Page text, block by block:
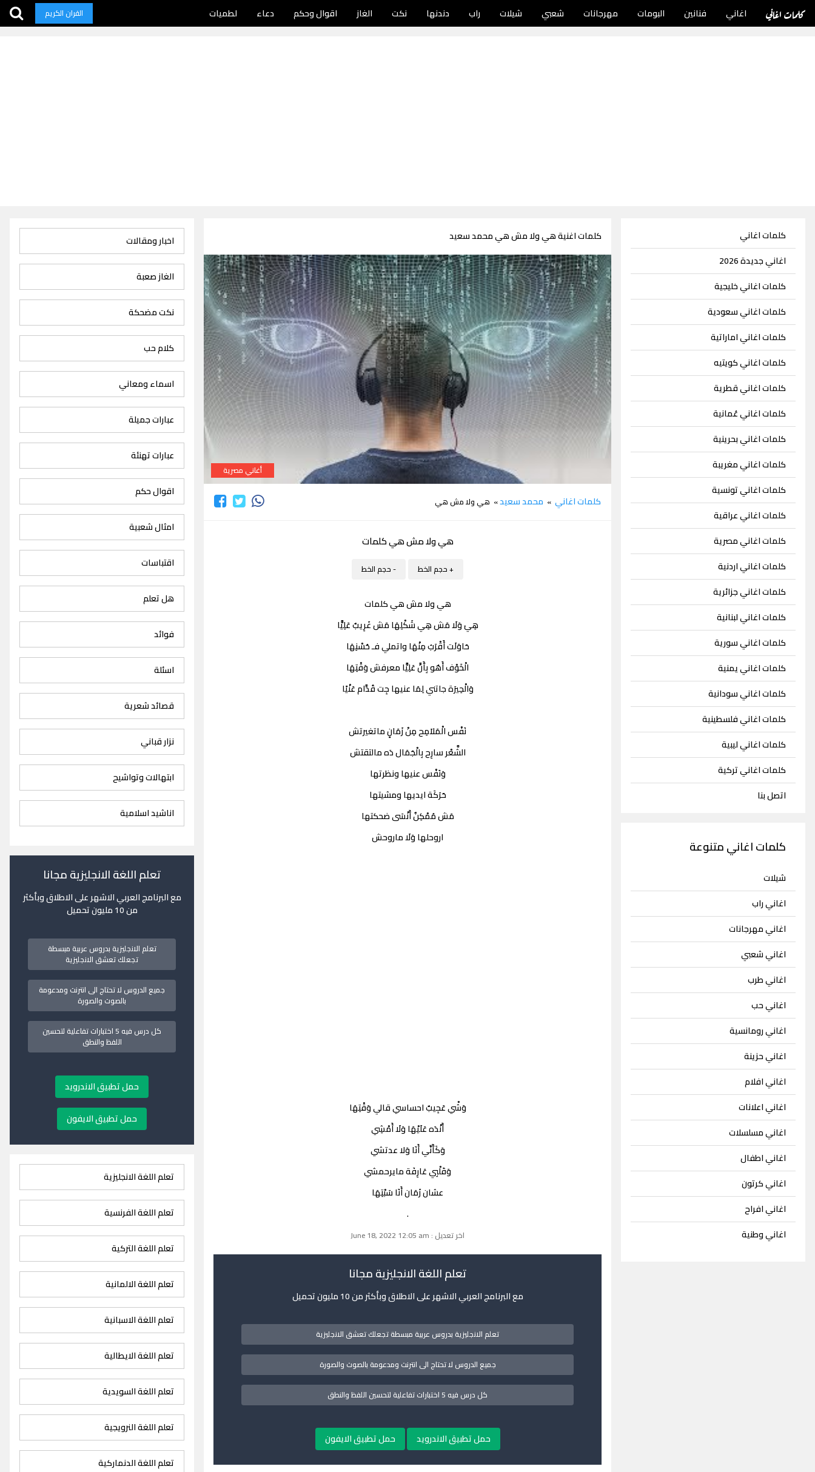
كلمات اغاني اغاني فنانين البومات مهرجانات شعبي شيلات راب دندنها نكت الغاز اقوال وحكم دعاء لطميات القران الكريم
كلمات اغاني
اغاني جديدة 2026
كلمات اغاني خليجية
كلمات اغاني سعودية
كلمات اغاني اماراتية
كلمات اغاني كويتيه
كلمات اغاني قطرية
كلمات اغاني عُمانية
كلمات اغاني بحرينية
كلمات اغاني مغريبة
كلمات اغاني تونسية
كلمات اغاني عراقية
كلمات اغاني مصرية
كلمات اغاني اردنية
كلمات اغاني جزائرية
كلمات اغاني لبنانية
كلمات اغاني سورية
كلمات اغاني يمنية
كلمات اغاني سودانية
كلمات اغاني فلسطينية
كلمات اغاني ليبية
كلمات اغاني تركية
اتصل بنا
كلمات اغاني متنوعة
شيلات
اغاني راب
اغاني مهرجانات
اغاني شعبي
اغاني طرب
اغاني حب
اغاني رومانسية
اغاني حزينة
اغاني افلام
اغاني اعلانات
اغاني مسلسلات
اغاني اطفال
اغاني كرتون
اغاني افراح
اغاني وطنية
كلمات اغنية هي ولا مش هي محمد سعيد
أغاني مصرية
كلمات اغاني » محمد سعيد» هي ولا مش هي
هي ولا مش هي كلمات
+ حجم الخط - حجم الخط
هي ولا مش هي كلمات
هِيَ وَلَا مَش هِي شَكْلِهَا مَش غَرِيبٌ عَلِيًّا
حَاوَلَت أَقْرَبُ مِنْهَا واتملي فـ حُسْنِهَا
الْخَوْف أَهُو بِأَنَّ عَلِيًّا معرفش وَقْتِهَا
وَالْحِيرَة جاتني لِمَا عنيها جِت قُدَّام عَنْيًا
نَفْس الْمَلاَمِح مِنْ زَمَانٍ ماتغيرتش
الشَّعْر سارِح بِالْجَمَال دَه مالتقتش
وَنَفْس عنيها ونظرتها
حَرَكَة ايديها ومشيتها
مَش مُمْكِنٌ أَنْسَى ضحكتها
اروحلها وَلَا ماروحش
وَشْي عَجِيبٌ احساسي قالي وَقْتِهَا
أَنْدَه عَلَيْهَا وَلَا أَمْشِي
وَكَأَنِّي أَنَا وَلا عدتشي
وَقَلْبِي عَارِفَة مايرحمشي
عشان زَمَان أَنَا سَبْتِهَا
.
اخر تعديل : June 18, 2022 12:05 am
تعلم اللغة الانجليزية مجانا
مع البرنامج العربي الاشهر على الاطلاق وبأكثر من 10 مليون تحميل
تعلم الانجليزية بدروس عربية مبسطة تجعلك تعشق الانجليزية
جميع الدروس لا تحتاج الى انترنت ومدعومة بالصوت والصورة
كل درس فيه 5 اختبارات تفاعلية لتحسين اللفظ والنطق
حمل تطبيق الاندرويد حمل تطبيق الايفون
اخبار ومقالات
الغاز صعبة
نكت مضحكة
كلام حب
اسماء ومعاني
عبارات جميلة
عبارات تهنئة
اقوال حكم
امثال شعبية
اقتباسات
هل تعلم
فوائد
اسئلة
قصائد شعرية
نزار قباني
ابتهالات وتواشيح
اناشيد اسلامية
تعلم اللغة الانجليزية مجانا
مع البرنامج العربي الاشهر على الاطلاق وبأكثر
من 10 مليون تحميل
تعلم الانجليزية بدروس عربية مبسطة
تجعلك تعشق الانجليزية
جميع الدروس لا تحتاج الى انترنت ومدعومة
بالصوت والصورة
كل درس فيه 5 اختبارات تفاعلية لتحسين
اللفظ والنطق
حمل تطبيق الاندرويد
حمل تطبيق الايفون
تعلم اللغة الانجليزية
تعلم اللغة الفرنسية
تعلم اللغة التركية
تعلم اللغة الالمانية
تعلم اللغة الاسبانية
تعلم اللغة الايطالية
تعلم اللغة السويدية
تعلم اللغة النرويجية
تعلم اللغة الدنماركية